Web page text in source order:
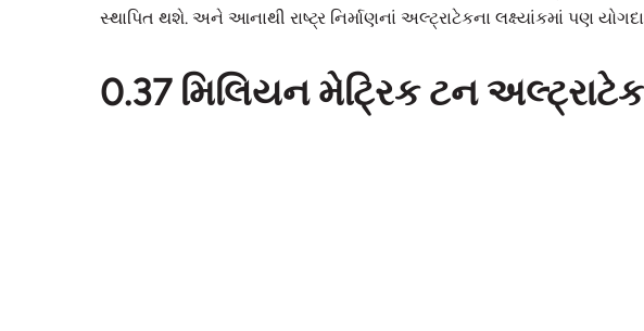
સ્થાપિત થશે. અને આનાથી રાષ્ટ્ર નિર્માણનાં અલ્ટ્રાટેકના લક્ષ્યાંકમાં પણ
0.37 મિલિયન મેટ્રિક ટન